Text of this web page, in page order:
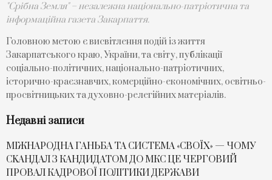
"Срібна Земля" – незалежна національно-патріотична та
інформаційна газета Закарпаття.
Головною метою є висвітлення подій із життя
Закарпатського краю, України, та світу, публікації
соціально-політичних, національно-патріотичних,
історично-краєзнавчих, комерційно-економічних, освітньо-
просвітницьких та духовно-релегійних матеріалів.
Недавні записи
МІЖНАРОДНА ГАНЬБА ТА СИСТЕМА «СВОЇХ» — ЧОМУ
СKАНДАЛ З КАНДИДАТОМ ДО МКС ЦЕ ЧЕРГОВИЙ
ПРОВАЛ КАДРОВОЇ ПОЛІТИКИ ДЕРЖАВИ